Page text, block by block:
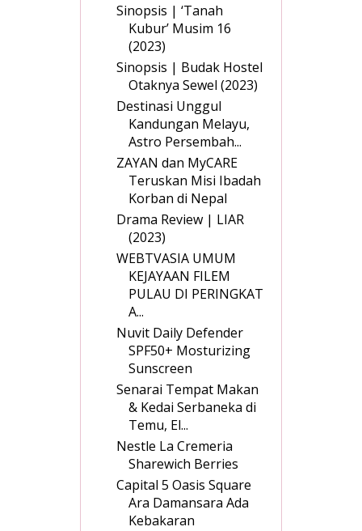
Sinopsis | ‘Tanah
Kubur’ Musim 16
(2023)
Sinopsis | Budak Hostel
Otaknya Sewel (2023)
Destinasi Unggul
Kandungan Melayu,
Astro Persembah...
ZAYAN dan MyCARE
Teruskan Misi Ibadah
Korban di Nepal
Drama Review | LIAR
(2023)
WEBTVASIA UMUM
KEJAYAAN FILEM
PULAU DI PERINGKAT
A...
Nuvit Daily Defender
SPF50+ Mosturizing
Sunscreen
Senarai Tempat Makan
& Kedai Serbaneka di
Temu, El...
Nestle La Cremeria
Sharewich Berries
Capital 5 Oasis Square
Ara Damansara Ada
Kebakaran